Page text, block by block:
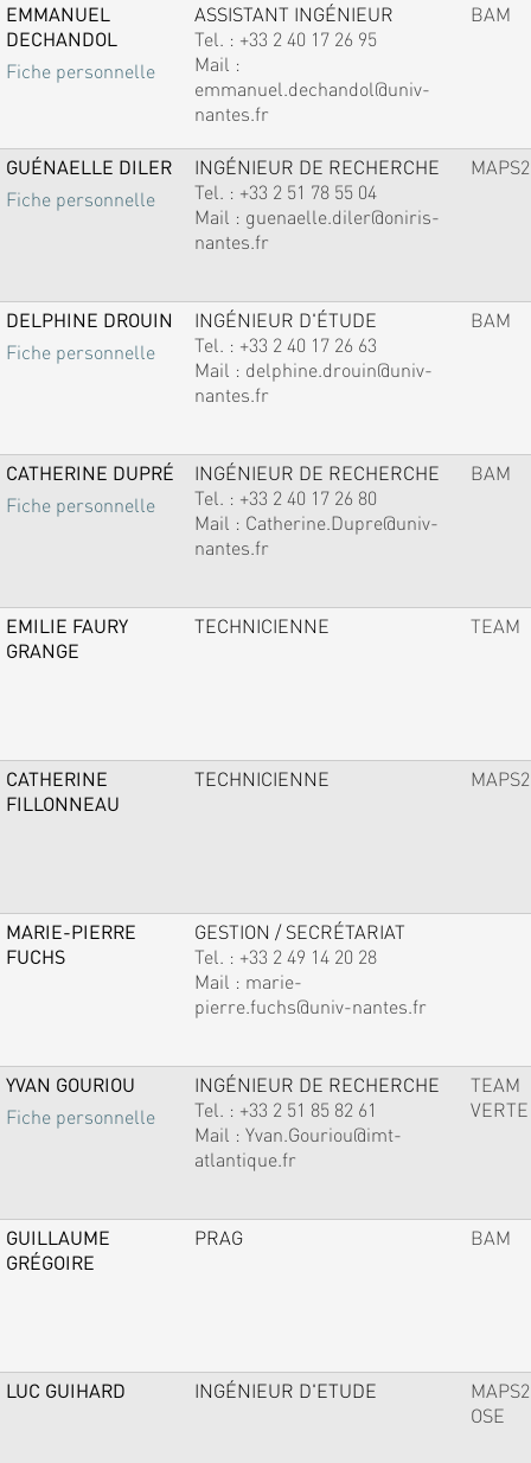
EMMANUEL
DECHANDOL
Fiche personnelle
ASSISTANT INGÉNIEUR
Tel. : +33 2 40 17 26 95
Mail :
emmanuel.dechandol@univ-
nantes.fr
BAM
GUÉNAELLE DILER
Fiche personnelle
INGÉNIEUR DE RECHERCHE
Tel. : +33 2 51 78 55 04
Mail : guenaelle.diler@oniris-
nantes.fr
MAPS2
DELPHINE DROUIN
Fiche personnelle
INGÉNIEUR D'ÉTUDE
Tel. : +33 2 40 17 26 63
Mail : delphine.drouin@univ-
nantes.fr
BAM
CATHERINE DUPRÉ
Fiche personnelle
INGÉNIEUR DE RECHERCHE
Tel. : +33 2 40 17 26 80
Mail : Catherine.Dupre@univ-
nantes.fr
BAM
EMILIE FAURY
GRANGE
TECHNICIENNE TEAM
CATHERINE
FILLONNEAU
TECHNICIENNE MAPS2
MARIE-PIERRE
FUCHS
GESTION / SECRÉTARIAT
Tel. : +33 2 49 14 20 28
Mail : marie-
pierre.fuchs@univ-nantes.fr
YVAN GOURIOU
Fiche personnelle
INGÉNIEUR DE RECHERCHE
Tel. : +33 2 51 85 82 61
Mail : Yvan.Gouriou@imt-
atlantique.fr
TEAM
VERTE
GUILLAUME
GRÉGOIRE
PRAG BAM
LUC GUIHARD INGÉNIEUR D'ETUDE
MAPS2
OSE